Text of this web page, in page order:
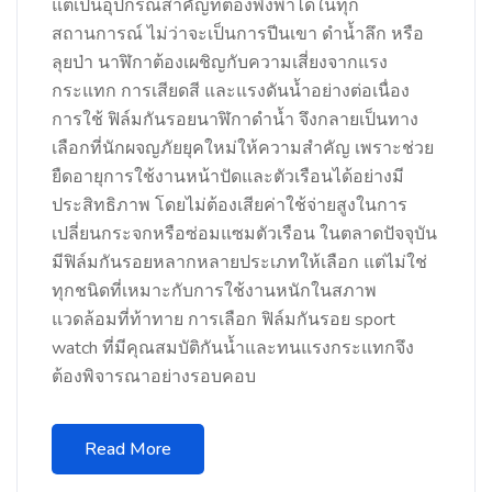
แต่เป็นอุปกรณ์สำคัญที่ต้องพึ่งพาได้ในทุก
สถานการณ์ ไม่ว่าจะเป็นการปีนเขา ดำน้ำลึก หรือ
ลุยป่า นาฬิกาต้องเผชิญกับความเสี่ยงจากแรง
กระแทก การเสียดสี และแรงดันน้ำอย่างต่อเนื่อง
การใช้ ฟิล์มกันรอยนาฬิกาดำน้ำ จึงกลายเป็นทาง
เลือกที่นักผจญภัยยุคใหม่ให้ความสำคัญ เพราะช่วย
ยืดอายุการใช้งานหน้าปัดและตัวเรือนได้อย่างมี
ประสิทธิภาพ โดยไม่ต้องเสียค่าใช้จ่ายสูงในการ
เปลี่ยนกระจกหรือซ่อมแซมตัวเรือน ในตลาดปัจจุบัน
มีฟิล์มกันรอยหลากหลายประเภทให้เลือก แต่ไม่ใช่
ทุกชนิดที่เหมาะกับการใช้งานหนักในสภาพ
แวดล้อมที่ท้าทาย การเลือก ฟิล์มกันรอย sport
watch ที่มีคุณสมบัติกันน้ำและทนแรงกระแทกจึง
ต้องพิจารณาอย่างรอบคอบ
Read More